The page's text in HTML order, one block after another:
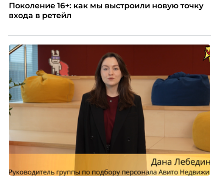
Поколение 16+: как мы выстроили новую точку
входа в ретейл